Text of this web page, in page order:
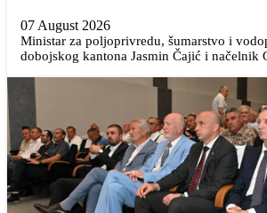
07 August 2026
Ministar za poljoprivredu, šumarstvo i
dobojskog kantona Jasmin Čajić i načelnik